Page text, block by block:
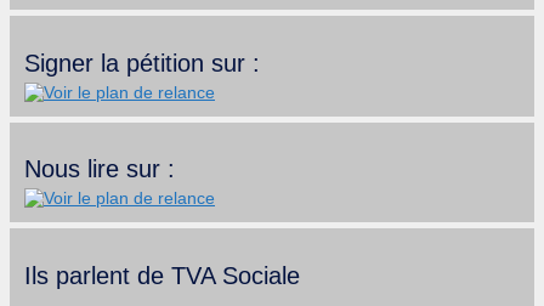
Signer la pétition sur :
Nous lire sur :
Ils parlent de TVA Sociale